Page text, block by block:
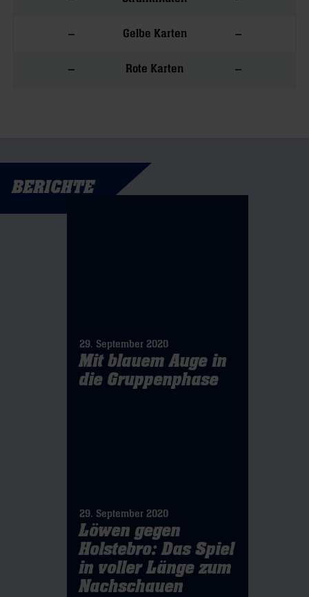
– Gelbe Karten –
– Rote Karten –
BERICHTE
29. September 2020
Mit blauem Auge in
die Gruppenphase
29. September 2020
Löwen gegen
Holstebro: Das Spiel
in voller Länge zum
Nachschauen